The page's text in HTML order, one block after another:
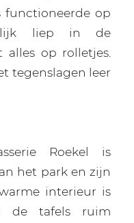
op
liep in de
alles op rolletjes.
tegenslagen leer
Roekel is
het park en zijn
interieur is
de tafels ruim